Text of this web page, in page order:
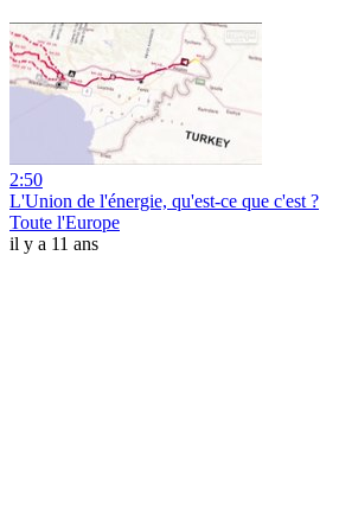
2:50
L'Union de l'énergie, qu'est-ce que c'est ?
Toute l'Europe
il y a 11 ans